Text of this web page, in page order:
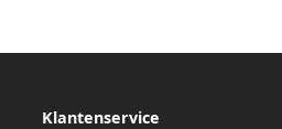
Klantenservice